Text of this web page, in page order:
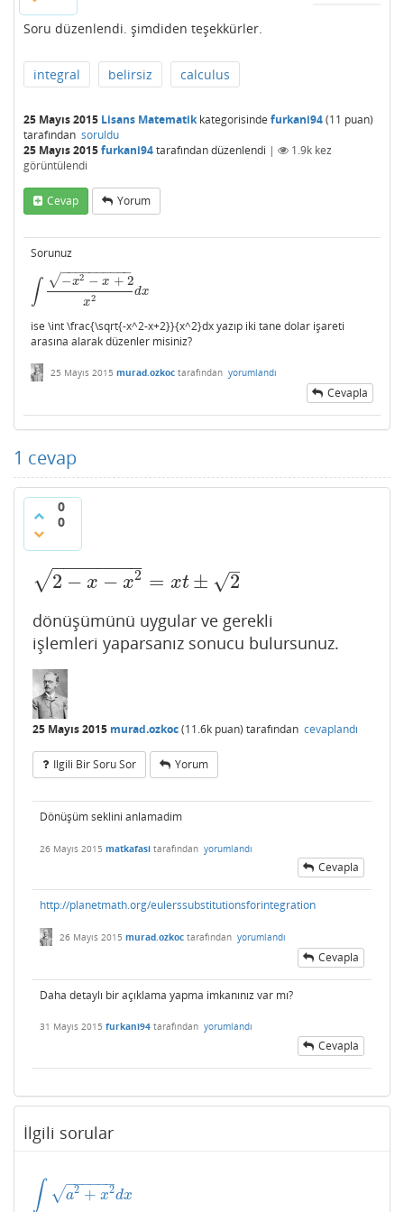
Soru düzenlendi. şimdiden teşekkürler.
integral belirsiz calculus
25 Mayıs 2015 Lisans Matematikkategorisinde furkani94(11 puan)
tarafından soruldu
25 Mayıs 2015furkani94tarafındandüzenlendi | 1.9k kez
görüntülendi
Cevap Yorum
Sorunuz
∫ −x2 − x + 2
− −
−−−−−−−−
√
x2
dx
∫−x2−x+2x2dx
ise \int \frac{\sqrt{-x^2-x+2}}{x^2}dx yazıp iki tane dolar işareti
arasına alarak düzenler misiniz?
25 Mayıs 2015 murad.ozkoc tarafından yorumlandı
Cevapla
1 cevap
0
0
2 − x − x2
− −
−−−−−−
√ = xt ± 2
–
√
2 −x−x2 =xt ±2
dönüşümünü uygular ve gerekli
işlemleri yaparsanız sonucu bulursunuz.
25 Mayıs 2015 murad.ozkoc(11.6k puan) tarafından cevaplandı
Ilgili Bir Soru Sor Yorum
Dönüşüm seklini anlamadim
26 Mayıs 2015 matkafasi tarafından yorumlandı
Cevapla
http://planetmath.org/eulerssubstitutionsforintegration
26 Mayıs 2015 murad.ozkoc tarafından yorumlandı
Cevapla
Daha detaylı bir açıklama yapma imkanınız var mı?
31 Mayıs 2015 furkani94 tarafından yorumlandı
Cevapla
İlgili sorular
∫ a2 + x2
− −
−−−−
√ dx
∫a2+ x2dx